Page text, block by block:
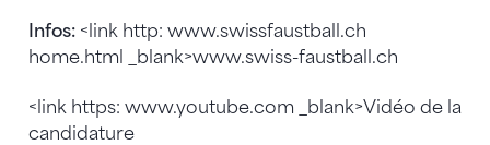
Infos: <link http: www.swissfaustball.ch
home.html _blank>www.swiss-faustball.ch
<link https: www.youtube.com _blank>Vidéo de la
candidature